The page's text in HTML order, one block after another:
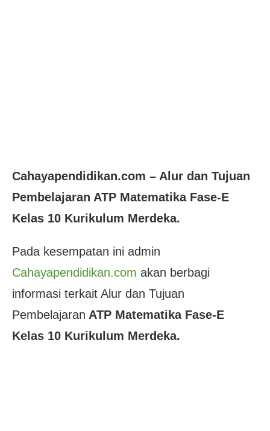
Cahayapendidikan.com – Alur dan Tujuan
Pembelajaran ATP Matematika Fase-E
Kelas 10 Kurikulum Merdeka.
Pada kesempatan ini admin
Cahayapendidikan.com akan berbagi
informasi terkait Alur dan Tujuan
Pembelajaran ATP Matematika Fase-E
Kelas 10 Kurikulum Merdeka.